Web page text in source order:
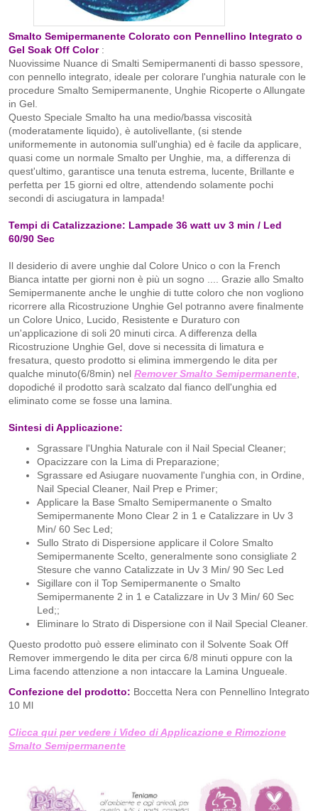
Smalto Semipermanente Colorato con Pennellino Integrato o
Gel Soak Off Color:
Nuovissime Nuance di Smalti Semipermanenti di basso spessore,
con pennello integrato, ideale per colorare l'unghia naturale con le
procedure Smalto Semipermanente, Unghie Ricoperte o Allungate
in Gel.
Questo Speciale Smalto ha una medio/bassa viscosità
(moderatamente liquido), è autolivellante, (si stende
uniformemente in autonomia sull'unghia) ed è facile da applicare,
quasi come un normale Smalto per Unghie, ma, a differenza di
quest'ultimo, garantisce una tenuta estrema, lucente, Brillante e
perfetta per 15 giorni ed oltre, attendendo solamente pochi
secondi di asciugatura in lampada!
Tempi di Catalizzazione: Lampade 36 watt uv 3 min / Led
60/90 Sec
Il desiderio di avere unghie dal Colore Unico o con la French
Bianca intatte per giorni non è più un sogno .... Grazie allo Smalto
Semipermanente anche le unghie di tutte coloro che non vogliono
ricorrere alla Ricostruzione Unghie Gel potranno avere finalmente
un Colore Unico, Lucido, Resistente e Duraturo con
un'applicazione di soli 20 minuti circa. A differenza della
Ricostruzione Unghie Gel, dove si necessita di limatura e
fresatura, questo prodotto si elimina immergendo le dita per
qualche minuto(6/8min) nel Remover Smalto Semipermanente
dopodiché il prodotto sarà scalzato dal fianco dell'unghia ed
eliminato come se fosse una lamina.
Sintesi di Applicazione:
​Sgrassare l'Unghia Naturale con il Nail Special Cleaner;
Opacizzare con la Lima di Preparazione;
Sgrassare ed Asiugare nuovamente l'unghia con, in Ordine,
Nail Special Cleaner, Nail Prep e Primer;
Applicare la Base Smalto Semipermanente o Smalto
Semipermanente Mono Clear 2 in 1 e Catalizzare in Uv 3
Min/ 60 Sec Led;
Sullo Strato di Dispersione applicare il Colore Smalto
Semipermanente Scelto, generalmente sono consigliate 2
Stesure che vanno Catalizzate in Uv 3 Min/ 90 Sec Led
Sigillare con il Top Semipermanente o Smalto
Semipermanente 2 in 1 e Catalizzare in Uv 3 Min/ 60 Sec
Led;;
Eliminare lo Strato di Dispersione con il Nail Special Cleaner.
Questo prodotto può essere eliminato con il Solvente Soak Off
Remover immergendo le dita per circa 6/8 minuti oppure con la
Lima facendo attenzione a non intaccare la Lamina Ungueale.
​Confezione del prodotto: Boccetta Nera con Pennellino Integrato
10 Ml
Clicca qui per vedere i Video di Applicazione e Rimozione
Smalto Semipermanente